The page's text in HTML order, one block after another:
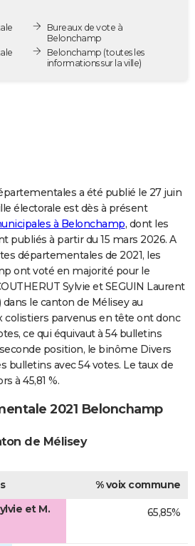
Bureaux de vote à
Belonchamp
Belonchamp (toutes les
informations sur la ville)
a été publié le 27 juin
électorale est dès à présent
à Belonchamp, dont les
publiés à partir du 15 mars 2026. A
départementales de 2021, les
ont voté en majorité pour le
Sylvie et SEGUIN Laurent
le canton de Mélisey au
colistiers parvenus en tête ont donc
ce qui équivaut à 54 bulletins
position, le binôme Divers
bulletins avec 54 votes. Le taux de
à 45,81 %.
2021 Belonchamp
de Mélisey
% voix commune
et M.
65,85%